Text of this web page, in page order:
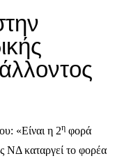
«Είναι η 2η φορά
ΝΔ καταργεί το φορέα